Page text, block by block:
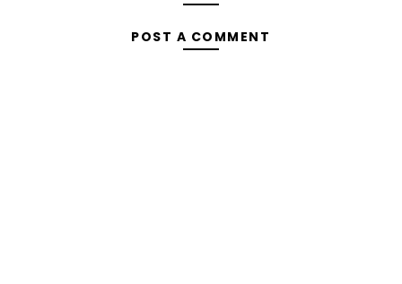
POST A COMMENT